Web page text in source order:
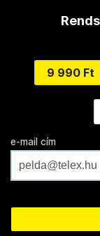
9 990 Ft
e-mail cím